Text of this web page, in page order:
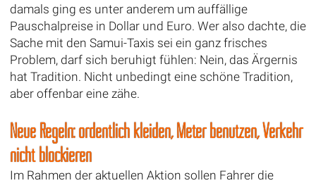
damals ging es unter anderem um auffällige
Pauschalpreise in Dollar und Euro. Wer also dachte, die
Sache mit den Samui-Taxis sei ein ganz frisches
Problem, darf sich beruhigt fühlen: Nein, das Ärgernis
hat Tradition. Nicht unbedingt eine schöne Tradition,
aber offenbar eine zähe.
Neue Regeln: ordentlich kleiden, Meter benutzen, Verkehr
nicht blockieren
Im Rahmen der aktuellen Aktion sollen Fahrer die